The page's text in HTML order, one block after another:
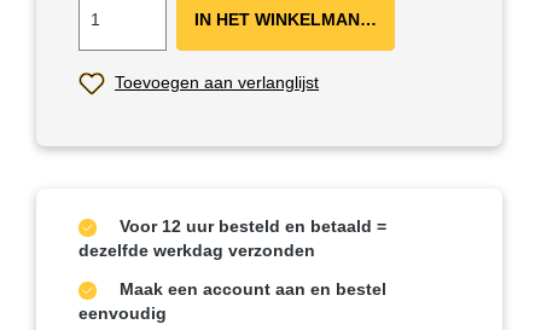
IN HET WINKELMANDJE ＋
Toevoegen aan verlanglijst
Voor 12 uur besteld en betaald =
dezelfde werkdag verzonden
Maak een account aan en bestel
eenvoudig